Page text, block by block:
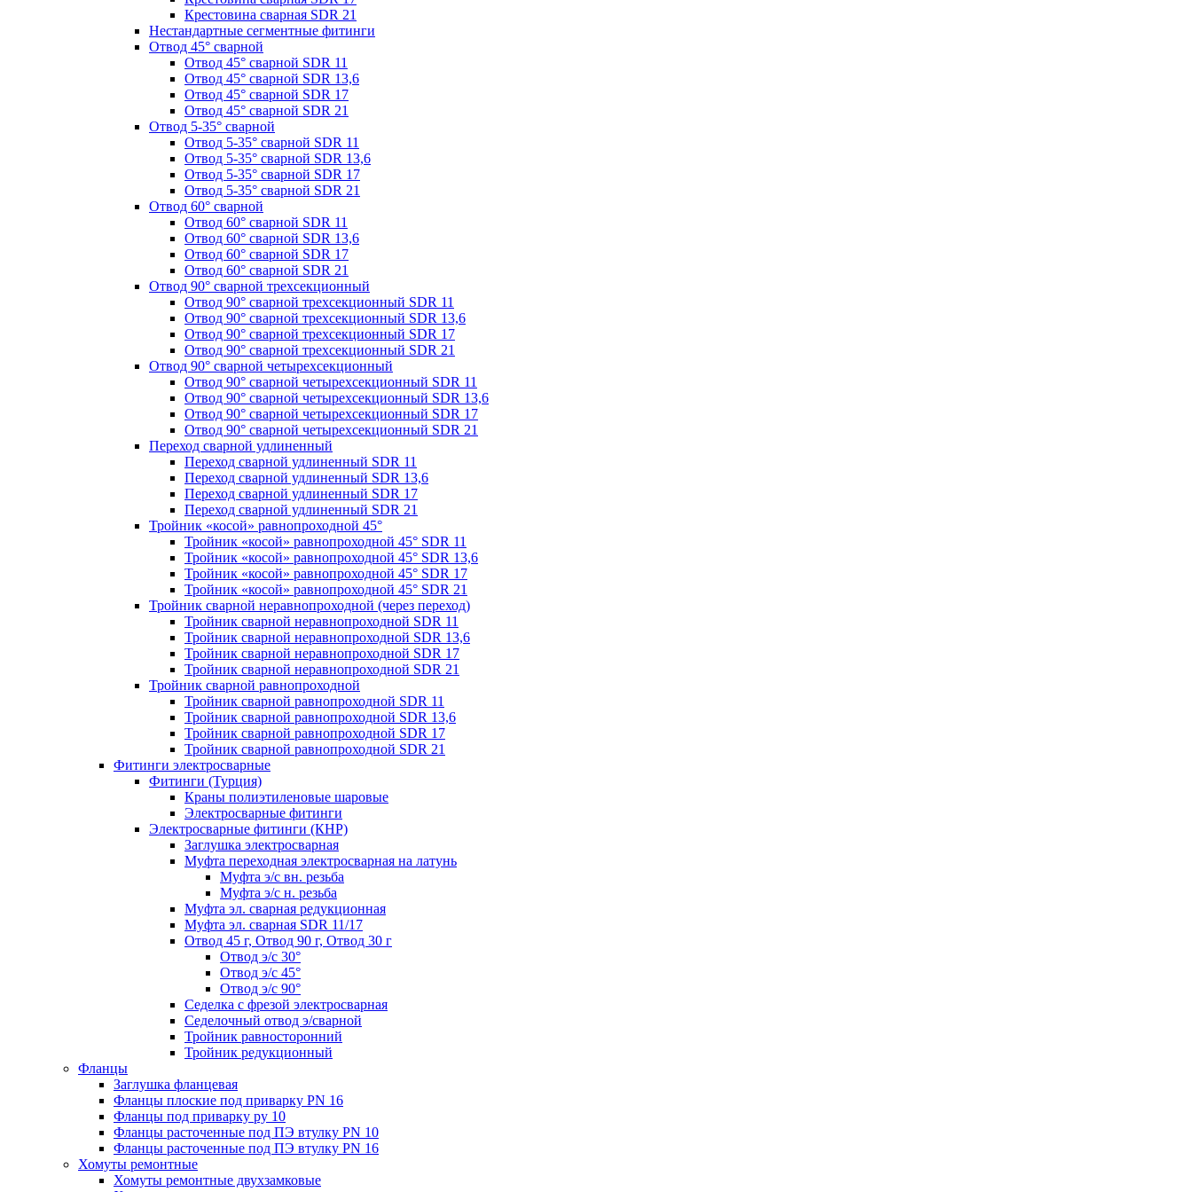
Крестовина сварная SDR 21
Нестандартные сегментные фитинги
Отвод 45° сварной
Отвод 45° сварной SDR 11
Отвод 45° сварной SDR 13,6
Отвод 45° сварной SDR 17
Отвод 45° сварной SDR 21
Отвод 5-35° сварной
Отвод 5-35° сварной SDR 11
Отвод 5-35° сварной SDR 13,6
Отвод 5-35° сварной SDR 17
Отвод 5-35° сварной SDR 21
Отвод 60° сварной
Отвод 60° сварной SDR 11
Отвод 60° сварной SDR 13,6
Отвод 60° сварной SDR 17
Отвод 60° сварной SDR 21
Отвод 90° сварной трехсекционный
Отвод 90° сварной трехсекционный SDR 11
Отвод 90° сварной трехсекционный SDR 13,6
Отвод 90° сварной трехсекционный SDR 17
Отвод 90° сварной трехсекционный SDR 21
Отвод 90° сварной четырехсекционный
Отвод 90° сварной четырехсекционный SDR 11
Отвод 90° сварной четырехсекционный SDR 13,6
Отвод 90° сварной четырехсекционный SDR 17
Отвод 90° сварной четырехсекционный SDR 21
Переход сварной удлиненный
Переход сварной удлиненный SDR 11
Переход сварной удлиненный SDR 13,6
Переход сварной удлиненный SDR 17
Переход сварной удлиненный SDR 21
Тройник «косой» равнопроходной 45°
Тройник «косой» равнопроходной 45° SDR 11
Тройник «косой» равнопроходной 45° SDR 13,6
Тройник «косой» равнопроходной 45° SDR 17
Тройник «косой» равнопроходной 45° SDR 21
Тройник сварной неравнопроходной (через переход)
Тройник сварной неравнопроходной SDR 11
Тройник сварной неравнопроходной SDR 13,6
Тройник сварной неравнопроходной SDR 17
Тройник сварной неравнопроходной SDR 21
Тройник сварной равнопроходной
Тройник сварной равнопроходной SDR 11
Тройник сварной равнопроходной SDR 13,6
Тройник сварной равнопроходной SDR 17
Тройник сварной равнопроходной SDR 21
Фитинги электросварные
Фитинги (Турция)
Краны полиэтиленовые шаровые
Электросварные фитинги
Электросварные фитинги (КНР)
Заглушка электросварная
Муфта переходная электросварная на латунь
Муфта э/с вн. резьба
Муфта э/с н. резьба
Муфта эл. cварная редукционная
Муфта эл. сварная SDR 11/17
Отвод 45 г, Отвод 90 г, Отвод 30 г
Отвод э/с 30°
Отвод э/с 45°
Отвод э/с 90°
Седелка с фрезой электросварная
Седелочный отвод э/сварной
Тройник равносторонний
Тройник редукционный
Фланцы
Заглушка фланцевая
Фланцы плоские под приварку PN 16
Фланцы под приварку ру 10
Фланцы расточенные под ПЭ втулку PN 10
Фланцы расточенные под ПЭ втулку PN 16
Хомуты ремонтные
Хомуты ремонтные двухзамковые